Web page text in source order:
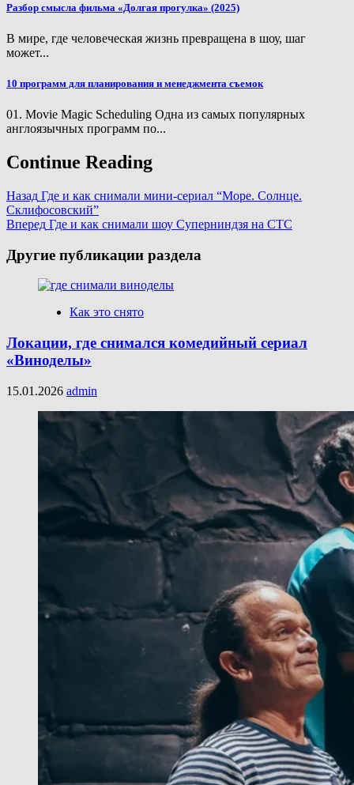
Разбор смысла фильма «Долгая прогулка» (2025)
В мире, где человеческая жизнь превращена в шоу, шаг
может...
10 программ для планирования и менеджмента съемок
01. Movie Magic Scheduling Одна из самых популярных
англоязычных программ по...
Continue Reading
Назад Где и как снимали мини-сериал “Море. Солнце.
Склифосовский”
Вперед Где и как снимали шоу Суперниндзя на СТС
Другие публикации раздела
Как это снято
Локации, где снимался комедийный сериал
«Виноделы»
15.01.2026 admin